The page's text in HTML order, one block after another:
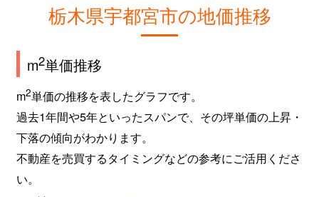
栃木県宇都宮市の地価推移
m2単価推移
m2単価の推移を表したグラフです。
過去1年間や5年といったスパンで、その坪単価の上昇・
下落の傾向がわかります。
不動産を売買するタイミングなどの参考にご活用くださ
い。